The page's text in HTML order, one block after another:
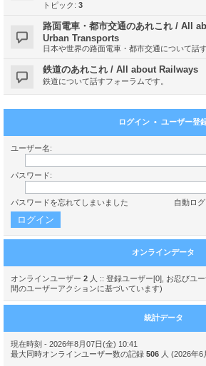
トピック: 3
路面電車・都市交通のあれこれ / All
Urban Transports
日本や世界の路面電車・都市交通について話
鉄道のあれこれ / All about Railways
鉄道について話すフォーラムです。
ログイン • ユーザー登
ユーザー名:
パスワード:
パスワードを忘れてしまいました 自動ロ
オンラインデータ
オンラインユーザー 2 人 :: 登録ユーザー[0], お忍びユ
間のユーザーアクションに基づいています)
統計データ
現在時刻 - 2026年8月07日(金) 10:41
最大同時オンラインユーザー数の記録 506 人 (2026年